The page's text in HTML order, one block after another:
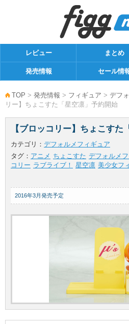
レビュー まとめ
発売情報 セール情
TOP > 発売情報 > フィギュア > デフ
リー】ちょこすた「星空凛」予約開始
【ブロッコリー】ちょこすた
カテゴリ： デフォルメフィギュア
タグ： アニメ ちょこすた デフォルメ
コリー ラブライブ！ 星空凛 美少女フ
2016年3月発売予定